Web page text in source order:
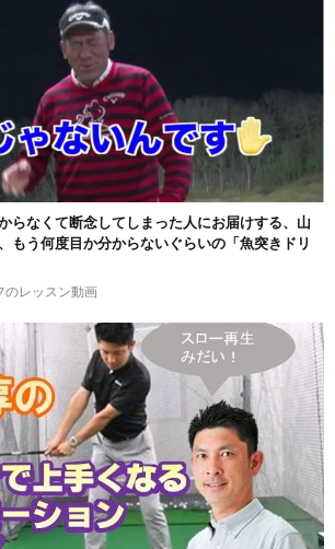
らなくて断念してしまった人にお届けする、山
もう何度目か分からないぐらいの「魚突きドリ
のレッスン動画